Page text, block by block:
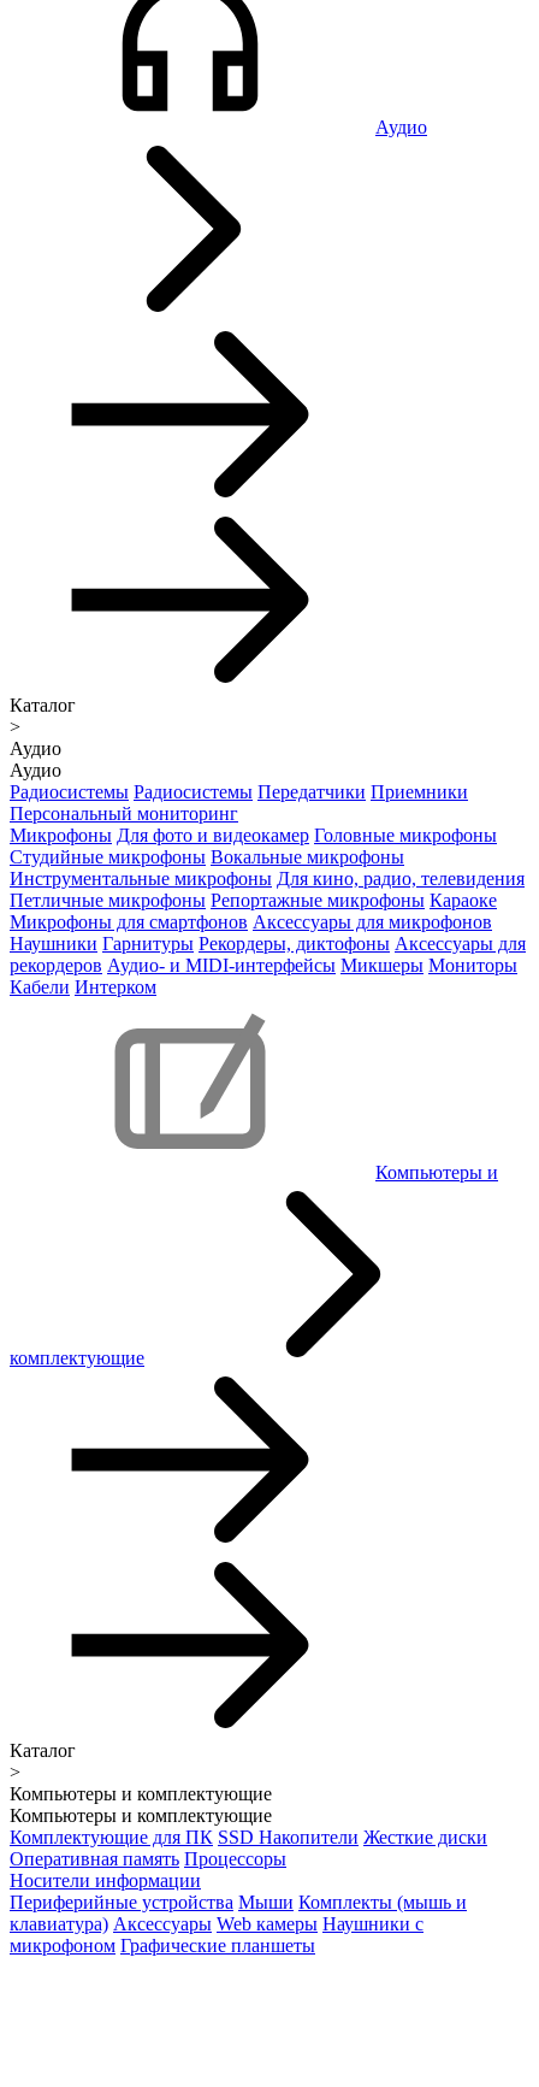
Аудио
Каталог
>
Аудио
Аудио
Радиосистемы Радиосистемы Передатчики Приемники
Персональный мониторинг
Микрофоны Для фото и видеокамер Головные микрофоны
Студийные микрофоны Вокальные микрофоны
Инструментальные микрофоны Для кино, радио, телевидения
Петличные микрофоны Репортажные микрофоны Караоке
Микрофоны для смартфонов Аксессуары для микрофонов
Наушники Гарнитуры Рекордеры, диктофоны Аксессуары для
рекордеров Аудио- и MIDI-интерфейсы Микшеры Мониторы
Кабели Интерком
Компьютеры и
комплектующие
Каталог
>
Компьютеры и комплектующие
Компьютеры и комплектующие
Комплектующие для ПК SSD Накопители Жесткие диски
Оперативная память Процессоры
Носители информации
Периферийные устройства Мыши Комплекты (мышь и
клавиатура) Аксессуары Web камеры Наушники с
микрофоном Графические планшеты